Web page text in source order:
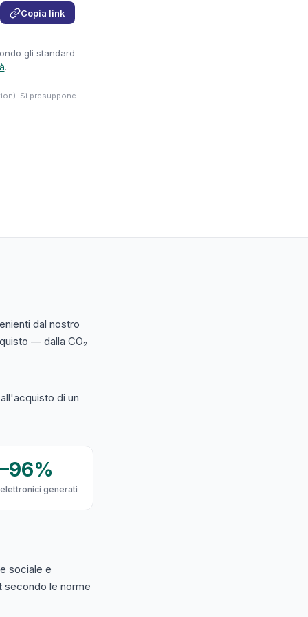
Copia link
gli standard
.
Si presuppone
dal nostro
— dalla CO₂
di un
generati
sociale e
secondo le norme